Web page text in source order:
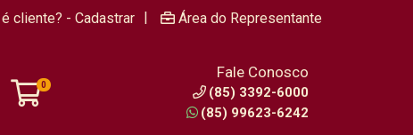
cliente? - Cadastrar | Área do Representante
0
Fale Conosco
(85) 3392-6000
(85) 99623-6242